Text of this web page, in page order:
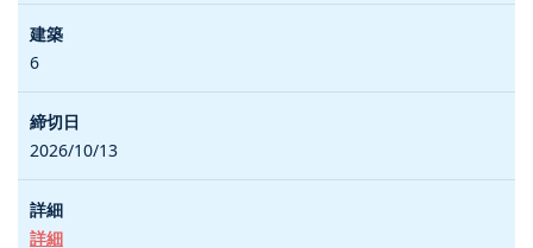
6
2026/10/13
詳細